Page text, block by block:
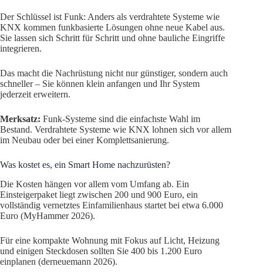
Der Schlüssel ist Funk: Anders als verdrahtete Systeme wie
KNX kommen funkbasierte Lösungen ohne neue Kabel aus.
Sie lassen sich Schritt für Schritt und ohne bauliche Eingriffe
integrieren.
Das macht die Nachrüstung nicht nur günstiger, sondern auch
schneller – Sie können klein anfangen und Ihr System
jederzeit erweitern.
Merksatz: Funk-Systeme sind die einfachste Wahl im
Bestand. Verdrahtete Systeme wie KNX lohnen sich vor allem
im Neubau oder bei einer Komplettsanierung.
Was kostet es, ein Smart Home nachzurüsten?
Die Kosten hängen vor allem vom Umfang ab. Ein
Einsteigerpaket liegt zwischen 200 und 900 Euro, ein
vollständig vernetztes Einfamilienhaus startet bei etwa 6.000
Euro (MyHammer 2026).
Für eine kompakte Wohnung mit Fokus auf Licht, Heizung
und einigen Steckdosen sollten Sie 400 bis 1.200 Euro
einplanen (derneuemann 2026).